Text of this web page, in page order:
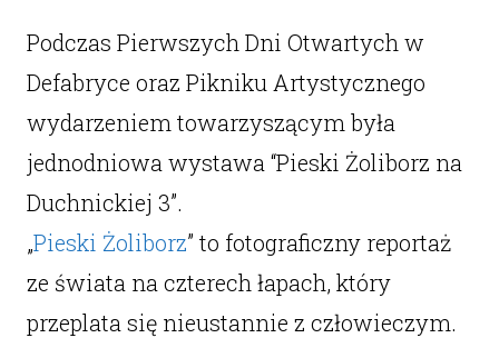
Podczas Pierwszych Dni Otwartych w
Defabryce oraz Pikniku Artystycznego
wydarzeniem towarzyszącym była
jednodniowa wystawa “Pieski Żoliborz na
Duchnickiej 3”.
„Pieski Żoliborz” to fotograficzny reportaż
ze świata na czterech łapach, który
przeplata się nieustannie z człowieczym.